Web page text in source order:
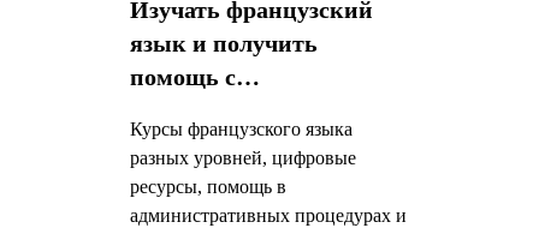
Изучать французский
язык и получить
помощь с
процедурами
Курсы французского языка
разных уровней, цифровые
ресурсы, помощь в
административных процедурах и